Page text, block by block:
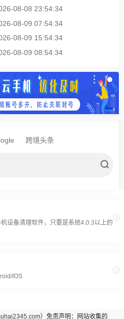
08-08 23:54:34
08-09 07:54:34
08-09 15:54:34
08-09 08:54:34
跨境头条
设备清理软件，只要是系统4.0.3以上的
IOS
）免责声明：网站收集的